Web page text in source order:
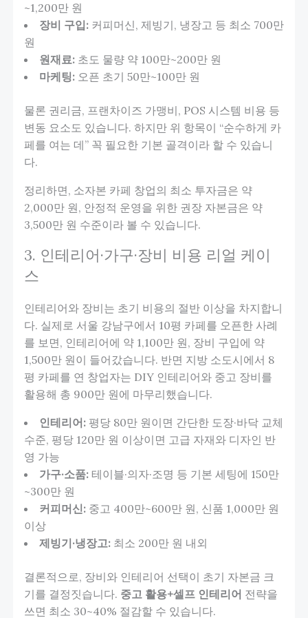
~1,200만 원
장비 구입:커피머신, 제빙기, 냉장고 등 최소 700만
원
원재료:초도 물량 약 100만~200만 원
마케팅:오픈 초기 50만~100만 원
물론 권리금, 프랜차이즈 가맹비, POS 시스템 비용 등
변동 요소도 있습니다. 하지만 위 항목이 “순수하게 카
페를 여는 데” 꼭 필요한 기본 골격이라 할 수 있습니
다.
정리하면, 소자본 카페 창업의 최소 투자금은 약
2,000만 원, 안정적 운영을 위한 권장 자본금은 약
3,500만 원 수준이라 볼 수 있습니다.
3. 인테리어·가구·장비 비용 리얼 케이
스
인테리어와 장비는 초기 비용의 절반 이상을 차지합니
다. 실제로 서울 강남구에서 10평 카페를 오픈한 사례
를 보면, 인테리어에 약 1,100만 원, 장비 구입에 약
1,500만 원이 들어갔습니다. 반면 지방 소도시에서 8
평 카페를 연 창업자는 DIY 인테리어와 중고 장비를
활용해 총 900만 원에 마무리했습니다.
인테리어:평당 80만 원이면 간단한 도장·바닥 교체
수준, 평당 120만 원 이상이면 고급 자재와 디자인 반
영 가능
가구·소품:테이블·의자·조명 등 기본 세팅에 150만
~300만 원
커피머신:중고 400만~600만 원, 신품 1,000만 원
이상
제빙기·냉장고:최소 200만 원 내외
결론적으로, 장비와 인테리어 선택이 초기 자본금 크
기를 결정짓습니다. 중고 활용+셀프 인테리어 전략을
쓰면 최소 30~40% 절감할 수 있습니다.